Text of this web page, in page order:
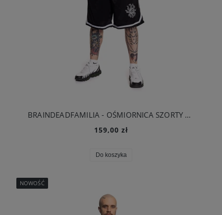
BRAINDEADFAMILIA - OŚMIORNICA SZORTY BASKETBALL CZARNE
159,00 zł
Do koszyka
NOWOŚĆ